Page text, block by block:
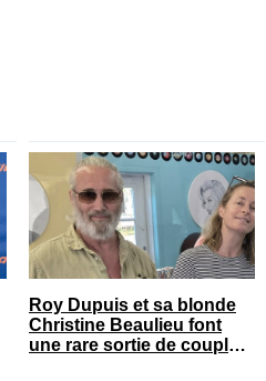
Roy Dupuis et sa blonde
Christine Beaulieu font
une rare sortie de couple